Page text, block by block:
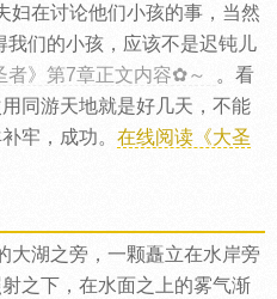
妇在讨论他们小孩的事，当然
我们的小孩，应该不是迟钝儿
者》第7章正文内容✿～
。看
同游天地就是好几天，不能
牢，成功。 在线阅读《大圣
大湖之旁，一颗矗立在水岸旁
之下，在水面之上的雾气渐